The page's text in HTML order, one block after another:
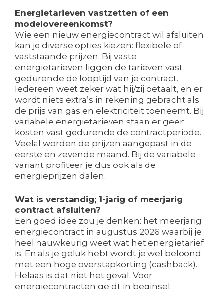
Energietarieven vastzetten of een
modelovereenkomst?
Wie een nieuw energiecontract wil afsluiten
kan je diverse opties kiezen: flexibele of
vaststaande prijzen. Bij vaste
energietarieven liggen de tarieven vast
gedurende de looptijd van je contract.
Iedereen weet zeker wat hij/zij betaalt, en er
wordt niets extra’s in rekening gebracht als
de prijs van gas en elektriciteit toeneemt. Bij
variabele energietarieven staan er geen
kosten vast gedurende de contractperiode.
Veelal worden de prijzen aangepast in de
eerste en zevende maand. Bij de variabele
variant profiteer je dus ook als de
energieprijzen dalen.
Wat is verstandig; 1-jarig of meerjarig
contract afsluiten?
Een goed idee zou je denken: het meerjarig
energiecontract in augustus 2026 waarbij je
heel nauwkeurig weet wat het energietarief
is. En als je geluk hebt wordt je wel beloond
met een hoge overstapkorting (cashback).
Helaas is dat niet het geval. Voor
energiecontracten geldt in beginsel: